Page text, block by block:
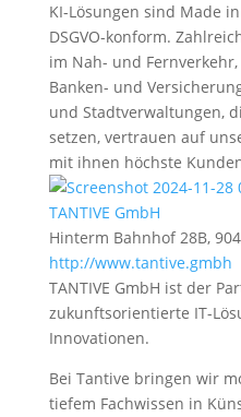
KI-Lösungen sind Made
DSGVO-konform.
im Nah- und
Banken- und
und Stadtverwaltungen,
setzen, vertrauen auf
mit ihnen höchste
TANTIVE GmbH
Hinterm Bahnhof 28B,
http://www.tantive.gmbh
TANTIVE GmbH ist der
zukunftsorientierte IT-
Innovationen.
Bei Tantive bringen wir
tiefem Fachwissen in